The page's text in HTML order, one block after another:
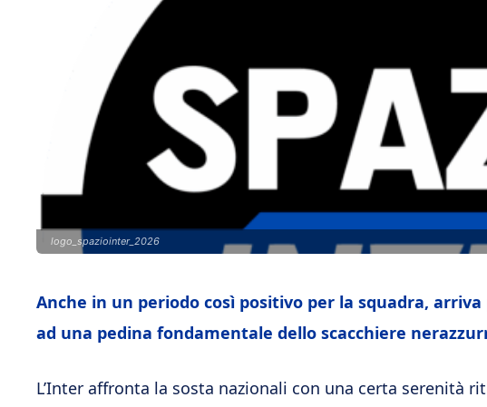
logo_spaziointer_2026
Anche in un periodo così positivo per la squadra,
ad una pedina fondamentale dello scacchiere
L’Inter affronta la sosta nazionali con una certa serenità